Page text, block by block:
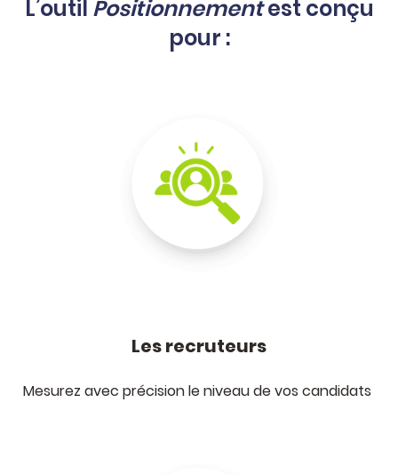
L’outil Positionnementest conçu
pour :
Les recruteurs
Mesurez avec précision le niveau de vos candidats